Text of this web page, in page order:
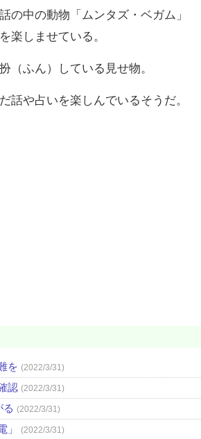
中の動物「ムンタズ・ベガム」
楽しませている。
ふん）している見せ物。
や占いを楽しんでいるそうだ。
を (2022/3/31)
認 (2022/3/31)
る (2022/3/31)
」 (2022/3/31)